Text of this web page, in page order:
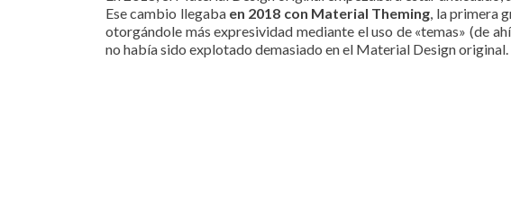
Ese cambio llegaba en 2018 con Material Theming , la primera
otorgándole más expresividad mediante el uso de «temas» (de
no había sido explotado demasiado en el Material Design original.